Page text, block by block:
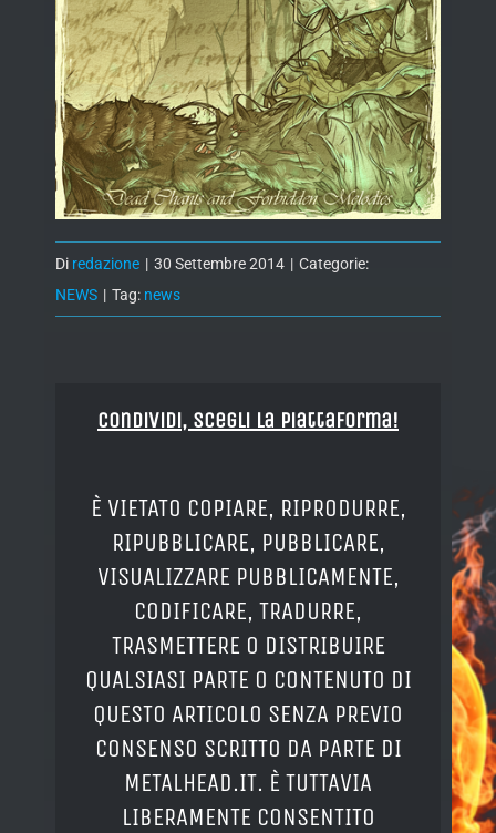
Di redazione | 30 Settembre 2014 | Categorie:
NEWS | Tag: news
Condividi, Scegli la piattaforma!
È VIETATO COPIARE, RIPRODURRE,
RIPUBBLICARE, PUBBLICARE,
VISUALIZZARE PUBBLICAMENTE,
CODIFICARE, TRADURRE,
TRASMETTERE O DISTRIBUIRE
QUALSIASI PARTE O CONTENUTO DI
QUESTO ARTICOLO SENZA PREVIO
CONSENSO SCRITTO DA PARTE DI
METALHEAD.IT. È TUTTAVIA
LIBERAMENTE CONSENTITO